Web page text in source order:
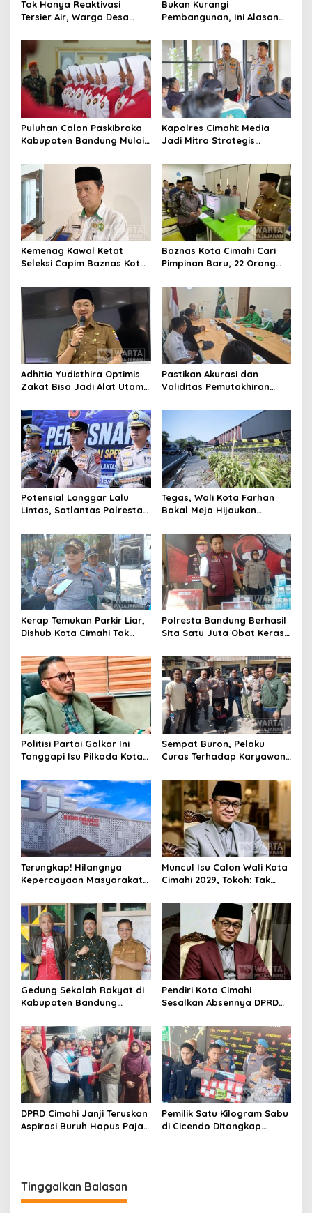
s
Tak Hanya Reaktivasi
Tersier Air, Warga Desa
Alternatif di Padalarang
Bukan Kurangi
Pembangunan, Ini Alasan
Pengurangan Belanja
Daerah
Puluhan Calon Paskibraka
Kabupaten Bandung Mulai
Kapolres Cimahi: Media
Jadi Mitra Strategis
Publik
Kemenag Kawal Ketat
Seleksi Capim Baznas Kota
Komisioner Baznas
Berintegritas
Baznas Kota Cimahi Cari
Pimpinan Baru, 22 Orang
Adhitia Yudisthira Optimis
Zakat Bisa Jadi Alat Utama
Kota Cimahi
Pastikan Akurasi dan
Validitas Pemutakhiran
Cimahi Lakukan
Potensial Langgar Lalu
Lintas, Satlantas Polresta
Motor Berknalpot Brong
Tegas, Wali Kota Farhan
Bakal Meja Hijaukan
Riau
Kerap Temukan Parkir Liar,
Dishub Kota Cimahi Tak
Pembinaan
Polresta Bandung Berhasil
Sita Satu Juta Obat Keras
Kasus Narkoba
Politisi Partai Golkar Ini
Tanggapi Isu Pilkada Kota
Sempat Buron, Pelaku
Curas Terhadap Karyawan
Ditangkap Polisi
Terungkap! Hilangnya
Kepercayaan Masyarakat
Rebranding RSUD Cibabat
Muncul Isu Calon Wali Kota
Cimahi 2029, Tokoh: Tak
Legitimasi Parpol
Gedung Sekolah Rakyat di
Kabupaten Bandung
Siap Tampung Dua Ribu
Siswa
Pendiri Kota Cimahi
Sesalkan Absennya DPRD
Rebranding RSUD Cibabat
DPRD Cimahi Janji Teruskan
Aspirasi Buruh Hapus Pajak
Pemilik Satu Kilogram Sabu
di Cicendo Ditangkap
Tinggalkan Balasan